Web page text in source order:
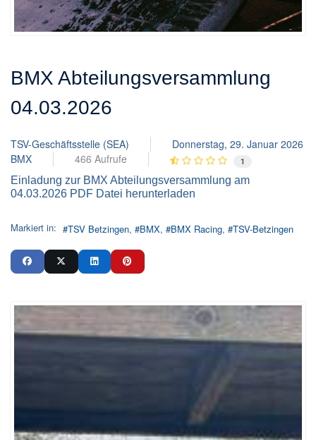
BMX Abteilungsversammlung
04.03.2026
TSV-Geschäftsstelle (SEA)
Donnerstag, 29. Januar 2026
BMX
466 Aufrufe 1
Einladung zur BMX Abteilungsversammlung am
04.03.2026 PDF Datei herunterladen
Markiert in: TSV Betzingen BMX BMX Racing TSV-Betzingen